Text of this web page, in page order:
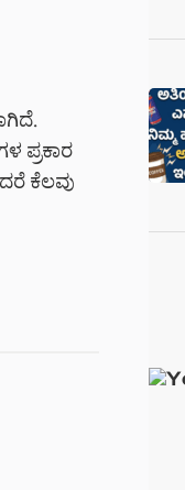
ಪ್ರಕಾರ
ಕೆಲವು